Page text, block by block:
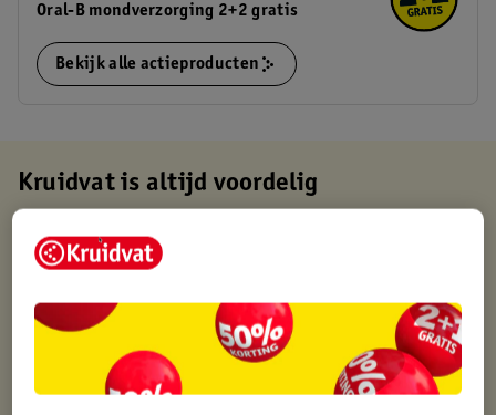
Oral-B mondverzorging 2+2 gratis
Bekijk alle actieproducten
Kruidvat is altijd voordelig
Gratis ophalen in de winkel
Op werkdagen voor 22:00 uur besteld, volgende dag in huis
Gratis retourneren binnen 30 dagen
Gratis punten met je Kruidvat kaart